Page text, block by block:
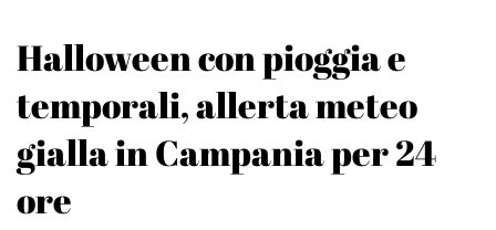
Halloween con pioggia e
temporali, allerta meteo
gialla in Campania per 24
ore